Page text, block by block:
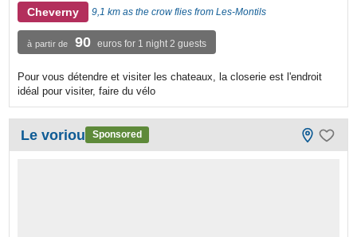
Cheverny 9,1 km as the crow flies from Les-Montils
à partir de 90 euros for 1 night 2 guests
Pour vous détendre et visiter les chateaux, la closerie est l'endroit
idéal pour visiter, faire du vélo
Le voriou Sponsored